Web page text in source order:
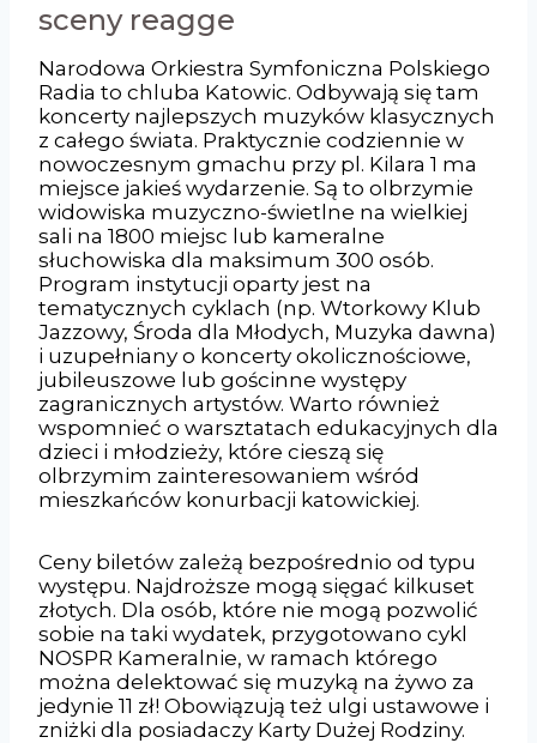
sceny reagge
Narodowa Orkiestra Symfoniczna Polskiego
Radia to chluba Katowic. Odbywają się tam
koncerty najlepszych muzyków klasycznych
z całego świata. Praktycznie codziennie w
nowoczesnym gmachu przy pl. Kilara 1 ma
miejsce jakieś wydarzenie. Są to olbrzymie
widowiska muzyczno-świetlne na wielkiej
sali na 1800 miejsc lub kameralne
słuchowiska dla maksimum 300 osób.
Program instytucji oparty jest na
tematycznych cyklach (np. Wtorkowy Klub
Jazzowy, Środa dla Młodych, Muzyka dawna)
i uzupełniany o koncerty okolicznościowe,
jubileuszowe lub gościnne występy
zagranicznych artystów. Warto również
wspomnieć o warsztatach edukacyjnych dla
dzieci i młodzieży, które cieszą się
olbrzymim zainteresowaniem wśród
mieszkańców konurbacji katowickiej.
Ceny biletów zależą bezpośrednio od typu
występu. Najdroższe mogą sięgać kilkuset
złotych. Dla osób, które nie mogą pozwolić
sobie na taki wydatek, przygotowano cykl
NOSPR Kameralnie, w ramach którego
można delektować się muzyką na żywo za
jedynie 11 zł! Obowiązują też ulgi ustawowe i
zniżki dla posiadaczy Karty Dużej Rodziny.